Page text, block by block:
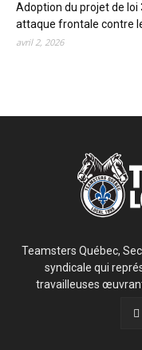
Adoption du projet de loi
attaque frontale contre
avril 2, 2026
Teamsters Québec,
syndicale qui
travailleuses